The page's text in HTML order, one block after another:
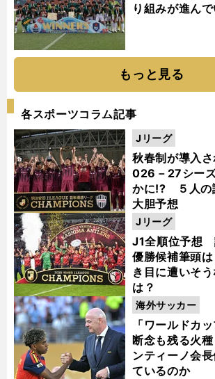
り組みが進ん
もっと見る
各スポーツコラム記事
秋春制が導入
026－27シー
かに!? ５人の
大胆予想
Jリーグ
J1全順位予想
優勝候補筆頭
き目に遭いそ
は？
Jリーグ
「ワールドカ
断念も残る火
ンティーノ会
ているのか
海外サッカー